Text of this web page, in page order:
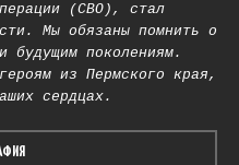
(СВО), стал
Мы обязаны помнить о
будущим поколениям.
из Пермского края,
сердцах.